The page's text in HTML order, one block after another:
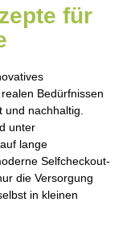
für
Bedürfnissen
nachhaltig.
unter
lange
Selfcheckout-
die Versorgung
in kleinen